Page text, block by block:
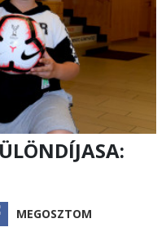
MEGOSZTOM